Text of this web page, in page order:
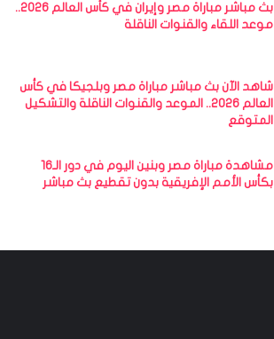
بث مباشر مباراة مصر وإيران في كأس العالم 2026..
موعد اللقاء والقنوات الناقلة
شاهد الآن بث مباشر مباراة مصر وبلجيكا في كأس
العالم 2026.. الموعد والقنوات الناقلة والتشكيل
المتوقع
مشاهدة مباراة مصر وبنين اليوم في دور الـ16
بكأس الأمم الإفريقية بدون تقطيع بث مباشر